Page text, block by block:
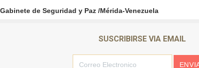
de Seguridad y Paz /Mérida-Venezuela
SUSCRIBIRSE VIA EMAIL